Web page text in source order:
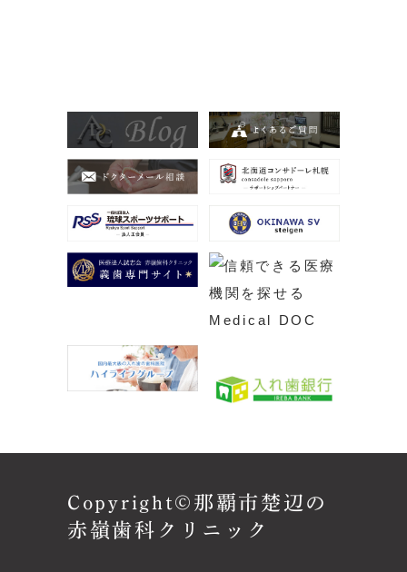
Copyright©那覇市楚辺の
赤嶺歯科クリニック